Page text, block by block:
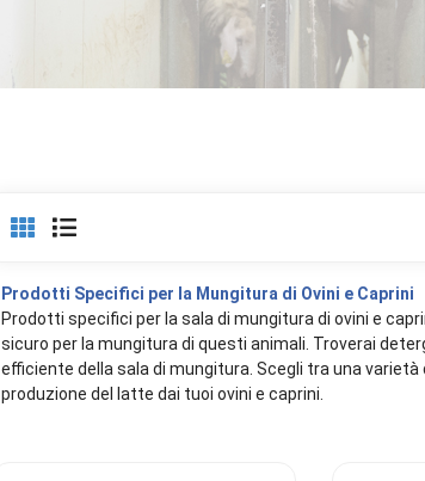
Prodotti Specifici per la Mungitura di Ovini e Caprini
Prodotti specifici per la sala di mungitura di ovini e
sicuro per la mungitura di questi animali. Troverai
efficiente della sala di mungitura. Scegli tra una
produzione del latte dai tuoi ovini e caprini.